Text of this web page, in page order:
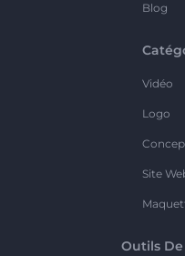
Blog
Vidéo
Logo
Site
Outils